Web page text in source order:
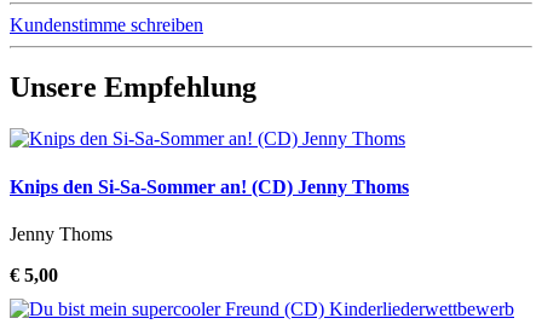
Kundenstimme schreiben
Unsere Empfehlung
Knips den Si-Sa-Sommer an! (CD) Jenny Thoms
Jenny Thoms
€ 5,00